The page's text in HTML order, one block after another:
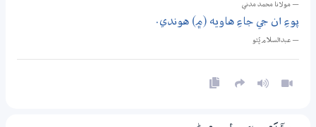
— مولانا محمد مدني
پوءِ ان جي جاءِ هاويه (۾) هوندي.
— عبدالسلام ڀُٽو